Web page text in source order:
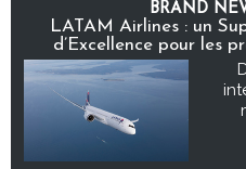
BRAND
LATAM Airlines : un
d’Excellence pour les